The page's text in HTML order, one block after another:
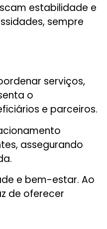
estabilidade e
sempre
serviços,
o
e parceiros.
assegurando
e bem-estar. Ao
de oferecer